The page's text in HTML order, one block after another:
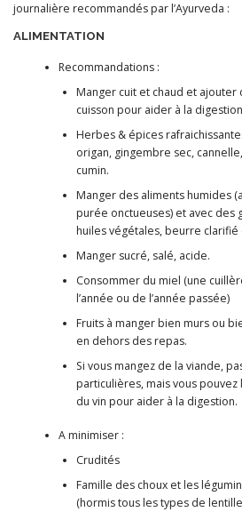
journalière recommandés par l’Ayurveda :
ALIMENTATION
Recommandations :
Manger cuit et chaud et ajouter
cuisson pour aider à la
Herbes & épices
origan, gingembre sec,
cumin.
Manger des aliments humides
purée onctueuses) et avec des
huiles végétales, beurre clarifié
Manger sucré, salé, acide.
Consommer du miel (une
l’année ou de l’année passée)
Fruits à manger bien murs ou
en dehors des repas.
Si vous mangez de la viande,
particulières, mais vous pouvez
du vin pour aider à la digestion.
A minimiser :
Crudités
Famille des choux et les
(hormis tous les types de